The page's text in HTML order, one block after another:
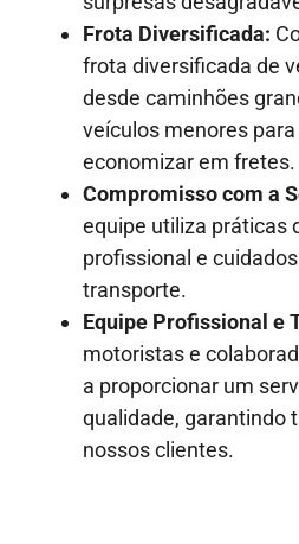
Frota Diversificada:
frota diversificada de
desde caminhões
veículos menores
economizar em fretes.
Compromisso com a
equipe utiliza práticas
profissional e
transporte.
Equipe Profissional e
motoristas e
a proporcionar um
qualidade, garantindo
nossos clientes.